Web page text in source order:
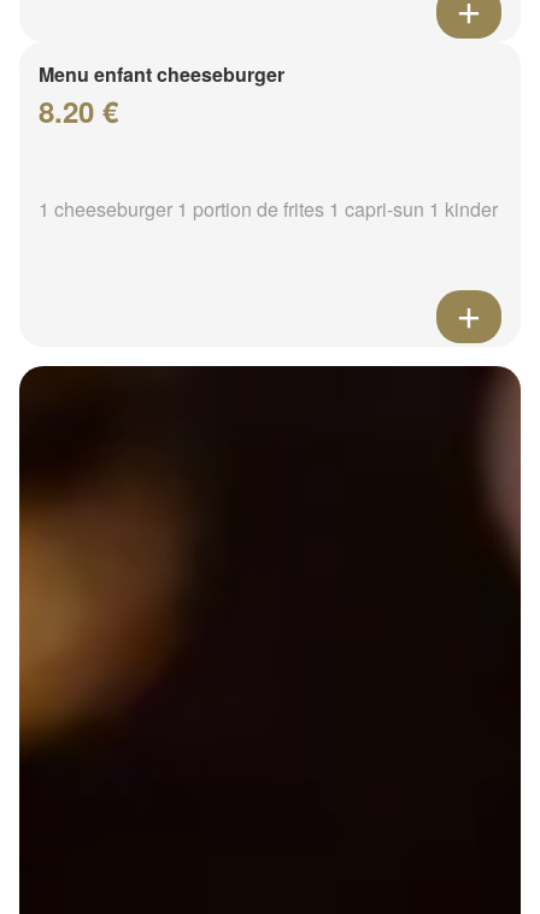
Menu enfant cheeseburger
8.20 €
1 cheeseburger 1 portion de frites 1 capri-sun 1 kinder